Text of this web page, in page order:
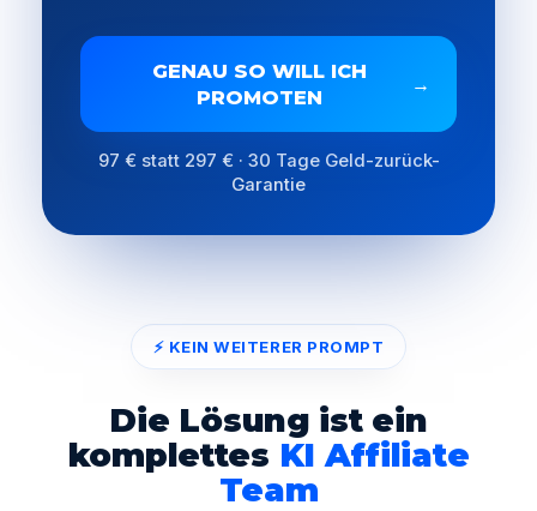
GENAU SO WILL ICH
PROMOTEN
→
97 € statt 297 € · 30 Tage Geld-zurück-
Garantie
⚡ KEIN WEITERER PROMPT
Die Lösung ist ein
komplettes KI Affiliate
Team